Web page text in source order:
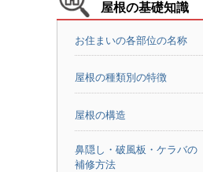
屋根の基礎知識
お住まいの各部位の名称
屋根の種類別の特徴
屋根の構造
鼻隠し・破風板・ケラバの
補修方法